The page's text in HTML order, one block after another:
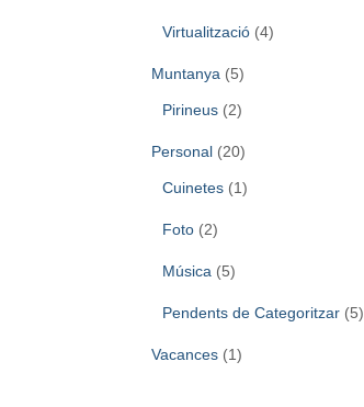
Virtualització(4)
Muntanya (5)
Pirineus(2)
Personal(20)
Cuinetes(1)
Foto(2)
Música (5)
Pendents de Categoritzar(5)
Vacances(1)